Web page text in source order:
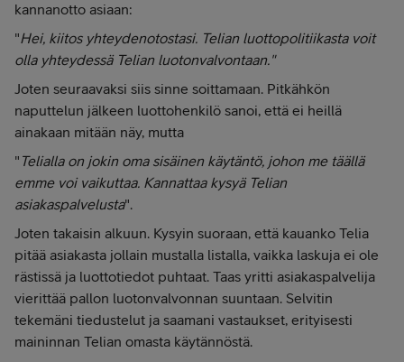
kannanotto asiaan:
"Hei, kiitos yhteydenotostasi. Telian luottopolitiikasta voit
olla yhteydessä Telian luotonvalvontaan."
Joten seuraavaksi siis sinne soittamaan. Pitkähkön
naputtelun jälkeen luottohenkilö sanoi, että ei heillä
ainakaan mitään näy, mutta
" Telialla on jokin oma sisäinen käytäntö, johon me täällä
emme voi vaikuttaa. Kannattaa kysyä Telian
asiakaspalvelusta".
Joten takaisin alkuun. Kysyin suoraan, että kauanko Telia
pitää asiakasta jollain mustalla listalla, vaikka laskuja ei ole
rästissä ja luottotiedot puhtaat. Taas yritti asiakaspalvelija
vierittää pallon luotonvalvonnan suuntaan. Selvitin
tekemäni tiedustelut ja saamani vastaukset, erityisesti
maininnan Telian omasta käytännöstä.